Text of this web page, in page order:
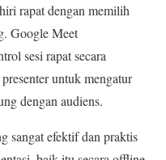
rapat dengan memilih
Google Meet
sesi rapat secara
untuk mengatur
dengan audiens.
sangat efektif dan praktis